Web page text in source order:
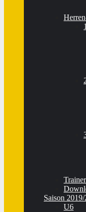
Saison
U6